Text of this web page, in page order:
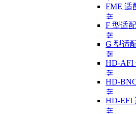
FME 适
F 型适
G 型适
HD-AFI
HD-
HD-EFI